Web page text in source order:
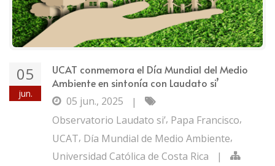
05
jun.
UCAT conmemora el Día Mundial del Medio
Ambiente en sintonía con Laudato si’
05 jun., 2025
|
Observatorio Laudato si’, Papa Francisco,
UCAT, Día Mundial de Medio Ambiente,
Universidad Católica de Costa Rica
|